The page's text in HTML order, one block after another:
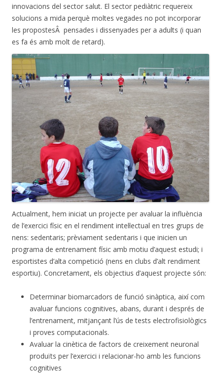
innovacions del sector salut. El sector pediàtric requereix
solucions a mida perquè moltes vegades no pot incorporar
les propostesÂ pensades i dissenyades per a adults (i quan
es fa és amb molt de retard).
Actualment, hem iniciat un projecte per avaluar la influència
de l’exercici físic en el rendiment intel·lectual en tres grups de
nens: sedentaris; prèviament sedentaris i que inicien un
programa de entrenament físic amb motiu d’aquest estudi; i
esportistes d’alta competició (nens en clubs d’alt rendiment
esportiu). Concretament, els objectius d’aquest projecte són:
Determinar biomarcadors de funció sinàptica, així com
avaluar funcions cognitives, abans, durant i després de
l’entrenament, mitjançant l’ús de tests electrofisiològics
i proves computacionals.
Avaluar la cinètica de factors de creixement neuronal
produïts per l’exercici i relacionar-ho amb les funcions
cognitives